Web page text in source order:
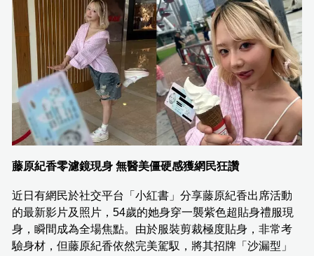
藤原紀香零濾鏡現身 無醫美僵硬感獲網民狂讚
近日有網民於社交平台「小紅書」分享藤原紀香出席活動
的最新影片及照片，54歲的她身穿一襲紫色超貼身禮服現
身，瞬間成為全場焦點。由於服裝剪裁極度貼身，非常考
驗身材，但藤原紀香依然完美駕馭，將其招牌「沙漏型」